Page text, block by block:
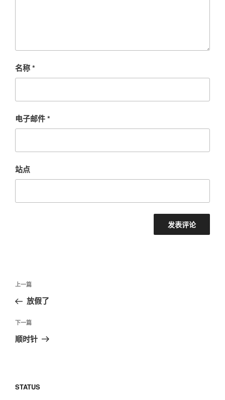
名称*
电子邮件*
站点
文
导
航
上
一
文
章
上一篇
放假了
下
一
下一篇
顺时针
STATUS